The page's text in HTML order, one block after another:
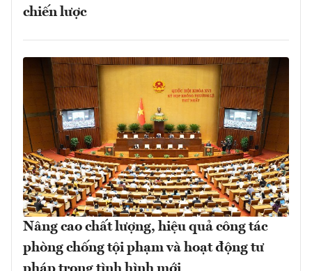
chiến lược
Nâng cao chất lượng, hiệu quả công tác
phòng chống tội phạm và hoạt động tư